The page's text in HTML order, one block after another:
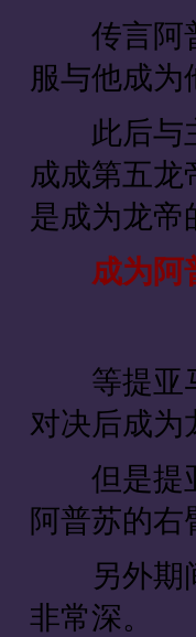
传言阿普
服与他成为
此后与主
成成第五
是成为龙帝
成为阿
等提亚马
对决后成为
但是提亚
阿普苏的右
另外期间
非常深。